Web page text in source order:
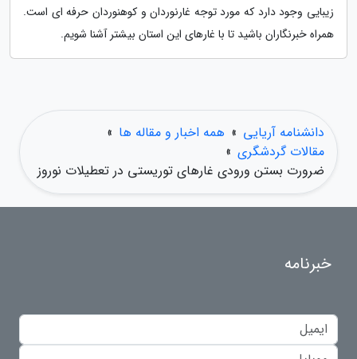
زیبایی وجود دارد که مورد توجه غارنوردان و کوهنوردان حرفه ای است.
همراه خبرنگاران باشید تا با غارهای این استان بیشتر آشنا شویم.
دانشنامه آریایی » همه اخبار و مقاله ها »
مقالات گردشگری »
ضرورت بستن ورودی غارهای توریستی در تعطیلات نوروز
خبرنامه